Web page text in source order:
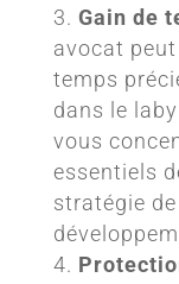
Gain de
avocat
temps
dans le
vous
essentiels
stratégie